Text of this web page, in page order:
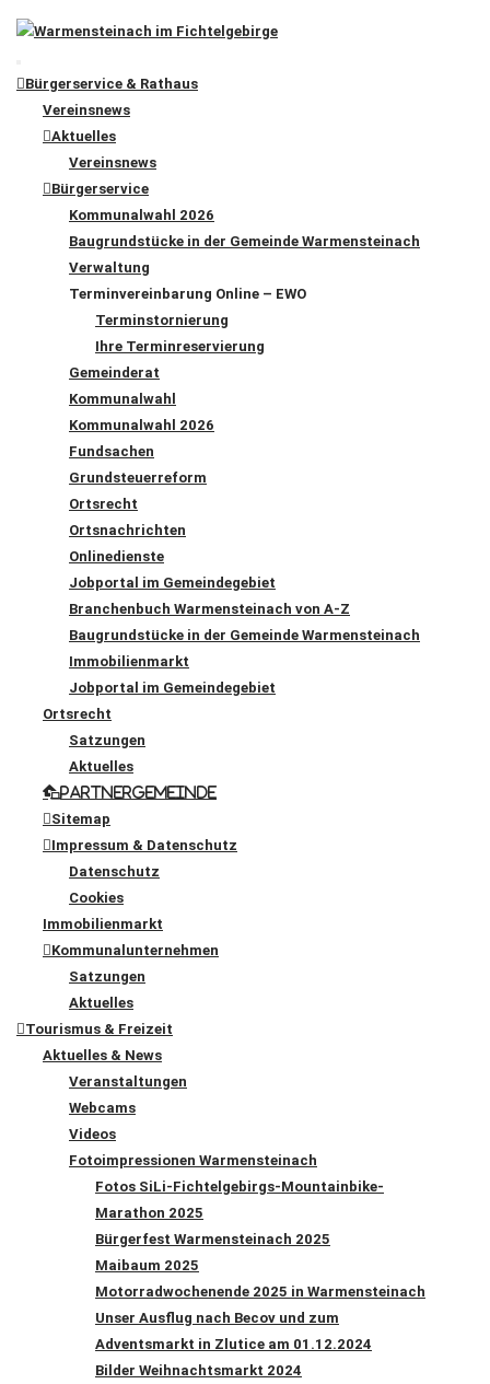
Bürgerservice & Rathaus
Vereinsnews
Aktuelles
Vereinsnews
Bürgerservice
Kommunalwahl 2026
Baugrundstücke in der Gemeinde Warmensteinach
Verwaltung
Terminvereinbarung Online – EWO
Terminstornierung
Ihre Terminreservierung
Gemeinderat
Kommunalwahl
Kommunalwahl 2026
Fundsachen
Grundsteuerreform
Ortsrecht
Ortsnachrichten
Onlinedienste
Jobportal im Gemeindegebiet
Branchenbuch Warmensteinach von A-Z
Baugrundstücke in der Gemeinde Warmensteinach
Immobilienmarkt
Jobportal im Gemeindegebiet
Ortsrecht
Satzungen
Aktuelles
Partnergemeinde
Sitemap
Impressum & Datenschutz
Datenschutz
Cookies
Immobilienmarkt
Kommunalunternehmen
Satzungen
Aktuelles
Tourismus & Freizeit
Aktuelles & News
Veranstaltungen
Webcams
Videos
Fotoimpressionen Warmensteinach
Fotos SiLi-Fichtelgebirgs-Mountainbike-
Marathon 2025
Bürgerfest Warmensteinach 2025
Maibaum 2025
Motorradwochenende 2025 in Warmensteinach
Unser Ausflug nach Becov und zum
Adventsmarkt in Zlutice am 01.12.2024
Bilder Weihnachtsmarkt 2024